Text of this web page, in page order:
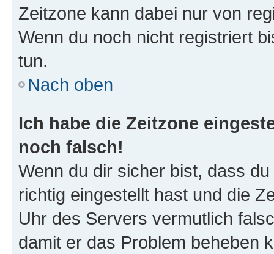
Zeitzone kann dabei nur von
Wenn du noch nicht registriert
tun.
Nach oben
Ich habe die Zeitzone
noch falsch!
Wenn du dir sicher bist, dass
richtig eingestellt hast und die
Uhr des Servers vermutlich
damit er das Problem beheben